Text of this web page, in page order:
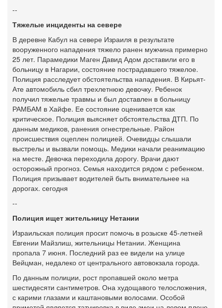
--
Тяжелые инциденты на севере
В деревне Кабул на севере Израиля в результате
вооруженного нападения тяжело ранен мужчина примерно
25 лет. Парамедики Маген Давид Адом доставили его в
больницу в Нагарии, состояние пострадавшего тяжелое.
Полиция расследует обстоятельства нападения. В Кирьят-
Ате автомобиль сбил трехлетнюю девочку. Ребенок
получил тяжелые травмы и был доставлен в больницу
РАМБАМ в Хайфе. Ее состояние оценивается как
критическое. Полиция выясняет обстоятельства ДТП. По
данным медиков, ранения огнестрельные. Район
происшествия оцеплен полицией. Очевидцы слышали
выстрелы и вызвали помощь. Медики начали реанимацию
на месте. Девочка переходила дорогу. Врачи дают
осторожный прогноз. Семья находится рядом с ребенком.
Полиция призывает водителей быть внимательнее на
дорогах. сегодня
--
Полиция ищет жительницу Нетании
Израильская полиция просит помочь в розыске 45-летней
Евгении Майзлиш, жительницы Нетании. Женщина
пропала 7 июня. Последний раз ее видели на улице
Вейцман, недалеко от центрального автовокзала города.
По данным полиции, рост пропавшей около метра
шестидесяти сантиметров. Она худощавого телосложения,
с карими глазами и каштановыми волосами. Особой